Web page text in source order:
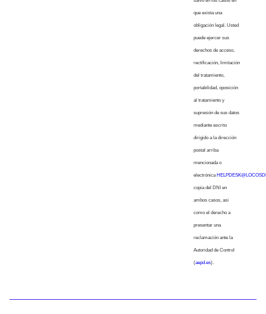
que exista una
obligación legal. Usted
puede ejercer sus
derechos de acceso,
rectificación, limitación
del tratamiento,
portabilidad, oposición
al tratamiento y
supresión de sus datos
mediante escrito
dirigido a la dirección
postal arriba
mencionada o
electrónica
copia del DNI en
ambos casos, así
como el derecho a
presentar una
reclamación ante la
Autoridad de Control
(aepd.es).